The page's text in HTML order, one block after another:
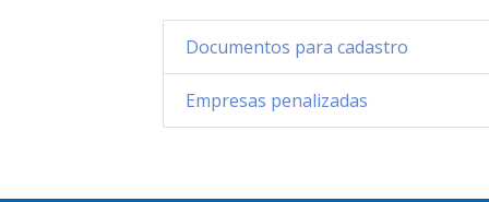
Documentos para cadastro
Empresas penalizadas